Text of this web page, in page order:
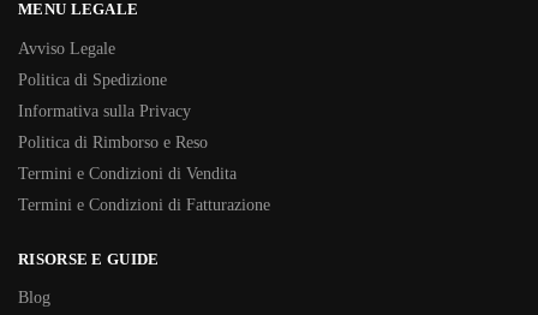
MENU LEGALE
Avviso Legale
Politica di Spedizione
Informativa sulla Privacy
Politica di Rimborso e Reso
Termini e Condizioni di Vendita
Termini e Condizioni di Fatturazione
RISORSE E GUIDE
Blog